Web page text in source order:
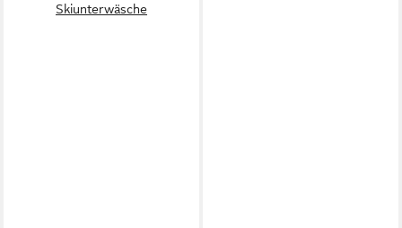
Skiunterwäsche